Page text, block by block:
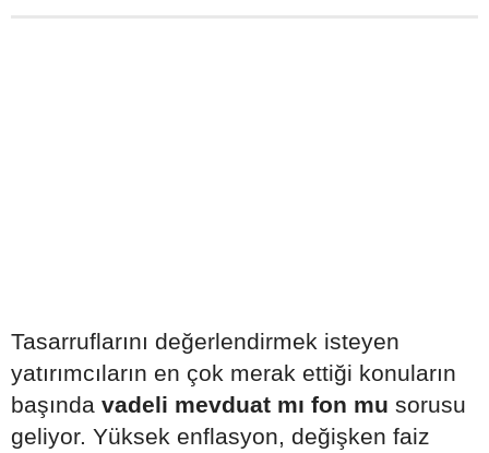
Tasarruflarını değerlendirmek isteyen
yatırımcıların en çok merak ettiği konuların
başında vadeli mevduat mı fon mu sorusu
geliyor. Yüksek enflasyon, değişken faiz